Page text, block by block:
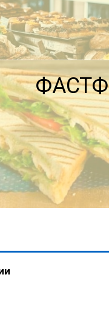
ПОДРОБНЕЕ